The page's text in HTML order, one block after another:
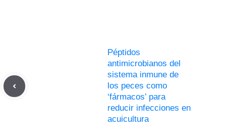
Péptidos
antimicrobianos del
sistema inmune de
los peces como
‘fármacos’ para
reducir infecciones en
acuicultura